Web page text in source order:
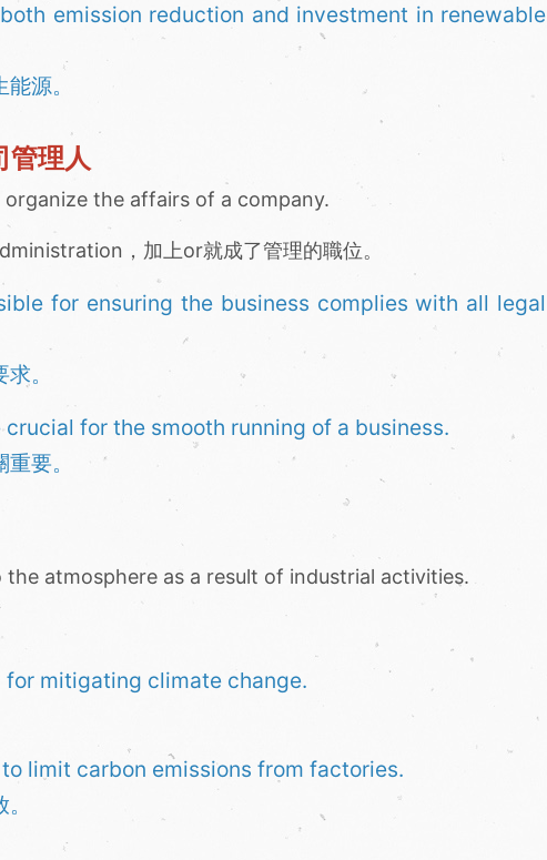
emission reduction and investment in renewable
源。
理人
the affairs of a company.
，加上or就成了管理的職位。
for ensuring the business complies with all legal
。
for the smooth running of a business.
要。
atmosphere as a result of industrial activities.
mitigating climate change.
limit carbon emissions from factories.